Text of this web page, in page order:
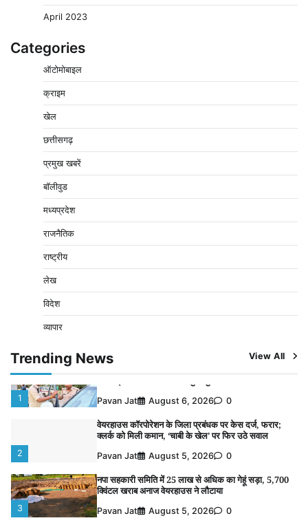
April 2023
Categories
ऑटोमोबाइल
क्राइम
खेल
छत्तीसगढ़
प्रमुख खबरें
बॉलीवुड
मध्यप्रदेश
राजनैतिक
राष्ट्रीय
लेख
विदेश
व्यापार
Trending News View All
नपा सहकारी समिति में 25 लाख से अधिक का गेहूं सड़ा, 5,700
साइबर ठगी, फर्जी सिम बेचने वाला आरोपी गिरफ्तार
Pavan Jat August 5, 2026 0
5 Pavan Jat
1 Pavan Jat August 6, 2026 0
2
वेयरहाउस कॉरपोरेशन के जिला प्रबंधक पर केस दर्ज, फरार;
क्लर्क को मिली कमान, ‘चाबी के खेल’ पर फिर उठे सवाल
Pavan Jat August 5, 2026 0
3
नपा सहकारी समिति में 25 लाख से अधिक का गेहूं सड़ा, 5,700
क्विंटल खराब अनाज वेयरहाउस ने लौटाया
Pavan Jat August 5, 2026 0